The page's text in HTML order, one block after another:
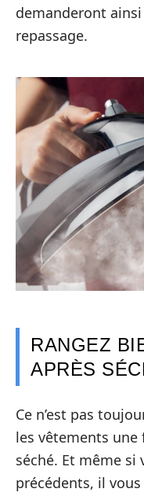
demanderont
repassage.
RANGEZ
APRÈS
Ce n’est pas
les vêtements
séché. Et même si
précédents, il